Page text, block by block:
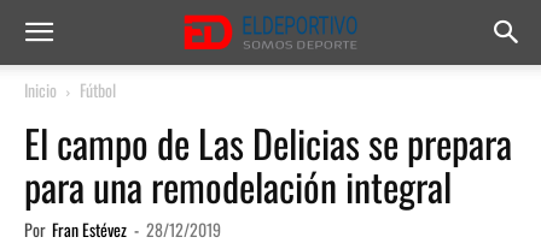
Inicio Fútbol
El campo de Las Delicias se prepara
para una remodelación integral
Por Fran Estévez - 28/12/2019